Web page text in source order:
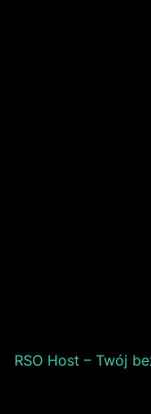
RSO Host – Twój